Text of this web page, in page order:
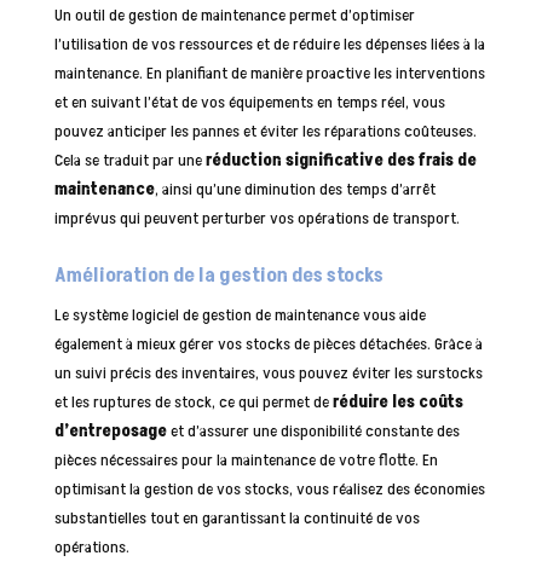
Un outil de gestion de maintenance permet d’optimiser
l’utilisation de vos ressources et de réduire les dépenses liées à la
maintenance. En planifiant de manière proactive les interventions
et en suivant l’état de vos équipements en temps réel, vous
pouvez anticiper les pannes et éviter les réparations coûteuses.
Cela se traduit par uneréduction significative des frais de
maintenance, ainsi qu’une diminution des temps d’arrêt
imprévus qui peuvent perturber vos opérations de transport.
Amélioration de la gestion des stocks
Le système logiciel de gestion de maintenance vous aide
également à mieux gérer vos stocks de pièces détachées. Grâce à
un suivi précis des inventaires, vous pouvez éviter les surstocks
et les ruptures de stock, ce qui permet deréduire les coûts
d’entreposageet d’assurer une disponibilité constante des
pièces nécessaires pour la maintenance de votre flotte. En
optimisant la gestion de vos stocks, vous réalisez des économies
substantielles tout en garantissant la continuité de vos
opérations.